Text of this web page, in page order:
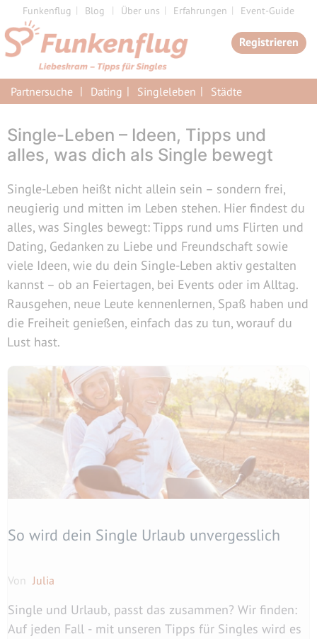
Zum
Inhalt
springen
Funkenflug Blog Über uns Erfahrungen Event-Guide
Registrieren
Partnersuche Dating Singleleben Städte
Single-Leben – Ideen, Tipps und
alles, was dich als Single bewegt
Single-Leben heißt nicht allein sein – sondern frei,
neugierig und mitten im Leben stehen. Hier findest du
alles, was Singles bewegt: Tipps rund ums Flirten und
Dating, Gedanken zu Liebe und Freundschaft sowie
viele Ideen, wie du dein Single-Leben aktiv gestalten
kannst – ob an Feiertagen, bei Events oder im Alltag.
Rausgehen, neue Leute kennenlernen, Spaß haben und
die Freiheit genießen, einfach das zu tun, worauf du
Lust hast.
So wird dein Single Urlaub unvergesslich
Von Julia
Single und Urlaub, passt das zusammen? Wir finden:
Auf jeden Fall - mit unseren Tipps für Singles wird es